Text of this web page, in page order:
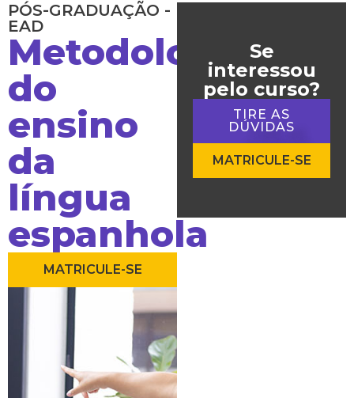
PÓS-GRADUAÇÃO -
EAD
Metodologia
do
ensino
da
língua
espanhola
MATRICULE-SE
Se
interessou
pelo curso?
TIRE AS
DÚVIDAS
MATRICULE-SE